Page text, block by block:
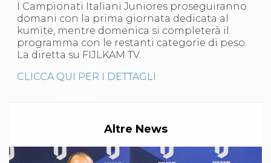
Corso dirigenti sportivi
Corso Direttore di Gara
Abilitazioni
Sportello Fiscale
News
Modulistica
FAQ
I Campionati Italiani Juniores proseguiranno
domani con la prima giornata dedicata al
kumite, mentre domenica si completerà il
programma con le restanti categorie di peso.
La diretta su FIJLKAM TV.
CLICCA QUI PER I DETTAGLI
Altre News